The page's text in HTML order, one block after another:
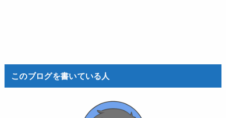
このブログを書いている人